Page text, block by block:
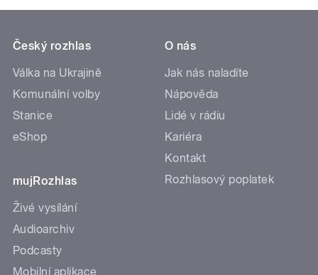
Český rozhlas
Válka na Ukrajině
Komunální volby
Stanice
eShop
mujRozhlas
Živé vysílání
Audioarchiv
Podcasty
Mobilní aplikace
O nás
Jak nás naladíte
Nápověda
Lidé v rádiu
Kariéra
Kontakt
Rozhlasový poplatek